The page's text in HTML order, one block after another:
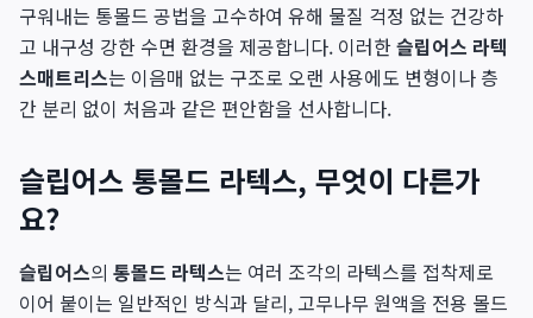
구워내는 통몰드 공법을 고수하여 유해 물질 걱정 없는 건강하
고 내구성 강한 수면 환경을 제공합니다. 이러한슬립어스 라텍
스매트리스는 이음매 없는 구조로 오랜 사용에도 변형이나 층
간 분리 없이 처음과 같은 편안함을 선사합니다.
슬립어스 통몰드 라텍스, 무엇이 다른가
요?
슬립어스의 통몰드 라텍스는 여러 조각의 라텍스를 접착제로
이어 붙이는 일반적인 방식과 달리, 고무나무 원액을 전용 몰드